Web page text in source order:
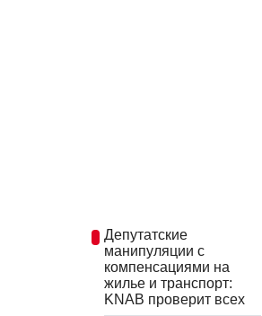
Депутатские
манипуляции с
компенсациями на
жилье и транспорт:
KNAB проверит всех